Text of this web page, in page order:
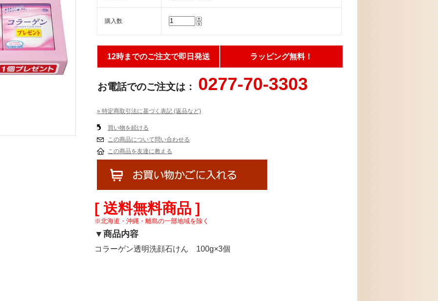
購入数
12時までのご注文で即日発送 ラッピング無料！
お電話でのご注文は： 0277-70-3303
» 特定商取引法に基づく表記 (返品など)
買い物を続ける
この商品について問い合わせる
この商品を友達に教える
[ 送料無料商品 ]
※北海道・沖縄・離島の一部地域を除く
▼商品内容
コラーゲン透明洗顔石けん 100g×3個